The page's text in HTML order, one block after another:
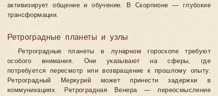
активизирует общение и обучение. В Скорпионе — глубокие
трансформации.
Ретроградные планеты и узлы
Ретроградные планеты в лунарном гороскопе требуют
особого внимания. Они указывают на сферы, где
потребуется пересмотр или возвращение к прошлому опыту.
Ретроградный Меркурий может принести задержки в
коммуникациях. Ретроградная Венера — переосмысление